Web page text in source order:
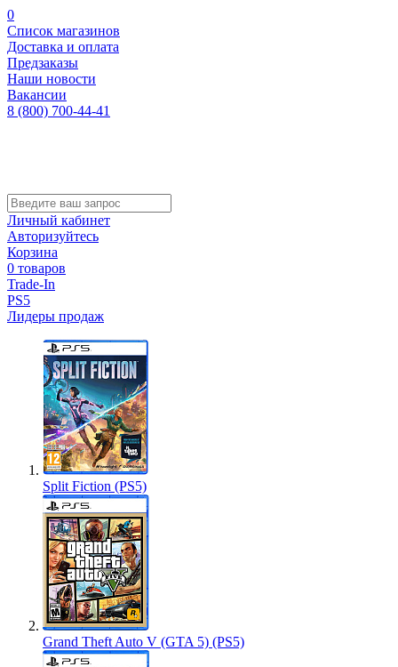
0
Список магазинов
Доставка и оплата
Предзаказы
Наши новости
Вакансии
8 (800) 700-44-41
Личный кабинет
Авторизуйтесь
Корзина
0 товаров
Trade-In
PS5
Лидеры продаж
Split Fiction (PS5)
Grand Theft Auto V (GTA 5) (PS5)